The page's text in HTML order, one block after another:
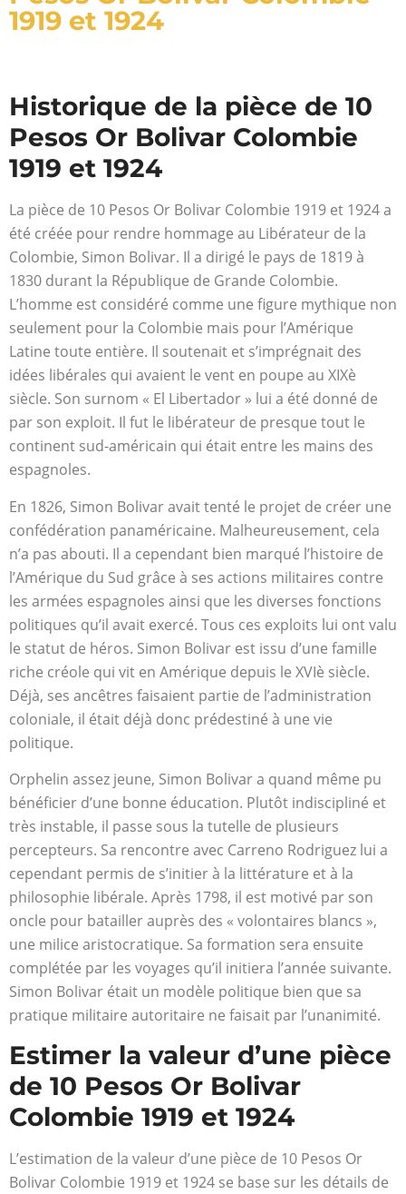
1919 et 1924
Historique de la pièce de 10
Pesos Or Bolivar Colombie
1919 et 1924
La pièce de 10 Pesos Or Bolivar Colombie 1919 et 1924 a
été créée pour rendre hommage au Libérateur de la
Colombie, Simon Bolivar. Il a dirigé le pays de 1819 à
1830 durant la République de Grande Colombie.
L’homme est considéré comme une figure mythique non
seulement pour la Colombie mais pour l’Amérique
Latine toute entière. Il soutenait et s’imprégnait des
idées libérales qui avaient le vent en poupe au XIXè
siècle. Son surnom « El Libertador » lui a été donné de
par son exploit. Il fut le libérateur de presque tout le
continent sud-américain qui était entre les mains des
espagnoles.
En 1826, Simon Bolivar avait tenté le projet de créer une
confédération panaméricaine. Malheureusement, cela
n’a pas abouti. Il a cependant bien marqué l’histoire de
l’Amérique du Sud grâce à ses actions militaires contre
les armées espagnoles ainsi que les diverses fonctions
politiques qu’il avait exercé. Tous ces exploits lui ont valu
le statut de héros. Simon Bolivar est issu d’une famille
riche créole qui vit en Amérique depuis le XVIè siècle.
Déjà, ses ancêtres faisaient partie de l’administration
coloniale, il était déjà donc prédestiné à une vie
politique.
Orphelin assez jeune, Simon Bolivar a quand même pu
bénéficier d’une bonne éducation. Plutôt indiscipliné et
très instable, il passe sous la tutelle de plusieurs
percepteurs. Sa rencontre avec Carreno Rodriguez lui a
cependant permis de s’initier à la littérature et à la
philosophie libérale. Après 1798, il est motivé par son
oncle pour batailler auprès des « volontaires blancs »,
une milice aristocratique. Sa formation sera ensuite
complétée par les voyages qu’il initiera l’année suivante.
Simon Bolivar était un modèle politique bien que sa
pratique militaire autoritaire ne faisait par l’unanimité.
Estimer la valeur d’une pièce
de 10 Pesos Or Bolivar
Colombie 1919 et 1924
L’estimation de la valeur d’une pièce de 10 Pesos Or
Bolivar Colombie 1919 et 1924 se base sur les détails de